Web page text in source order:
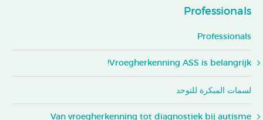
Professionals
Professionals
Vroegherkenning ASS is belangrijk!
لسمات المبكرة للتوحد
Van vroegherkenning tot diagnostiek bij autisme